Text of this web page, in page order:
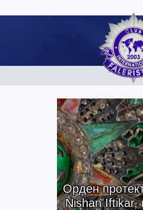
Орден
Nishan Iftikar,